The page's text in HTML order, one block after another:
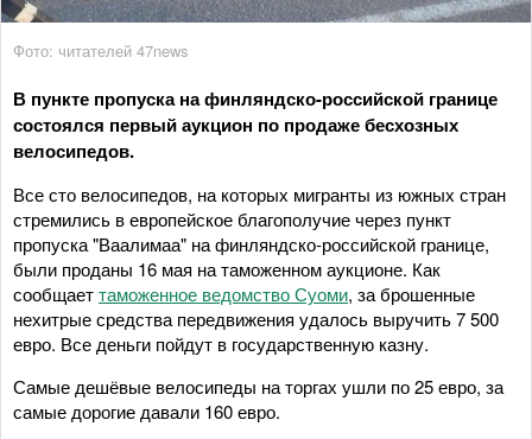
Фото: читателей 47news
В пункте пропуска на финляндско-российской границе
состоялся первый аукцион по продаже бесхозных
велосипедов.
Все сто велосипедов, на которых мигранты из южных стран
стремились в европейское благополучие через пункт
пропуска "Ваалимаа" на финляндско-российской границе,
были проданы 16 мая на таможенном аукционе. Как
сообщаеттаможенное ведомство Суоми, за брошенные
нехитрые средства передвижения удалось выручить 7 500
евро. Все деньги пойдут в государственную казну.
Самые дешёвые велосипеды на торгах ушли по 25 евро, за
самые дорогие давали 160 евро.